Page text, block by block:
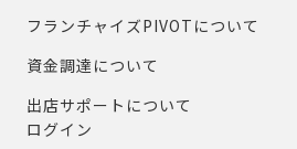
フランチャイズPIVOTについて
資金調達について
出店サポートについて
ログイン